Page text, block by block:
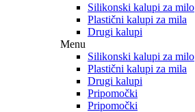
Silikonski kalupi za milo
Plastični kalupi za mila
Drugi kalupi
Menu
Silikonski kalupi za milo
Plastični kalupi za mila
Drugi kalupi
Pripomočki
Pripomočki